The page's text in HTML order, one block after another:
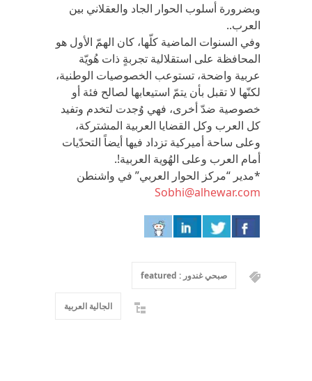
وبضرورة أسلوب الحوار الجاد والعقلاني بين
العرب..
وفي السنوات الماضية كلّها، كان الهمّ الأول هو
المحافظة على استقلالية تجربةٍ ذات هُويّة
عربية واضحة، تستوعب الخصوصيات الوطنية،
لكنّها لا تقبل بأن يتمّ استيعابها لصالح فئة أو
خصوصية ضدّ أخرى، فهي وُجدت لتخدم وتفيد
كل العرب وكل القضايا العربية المشتركة،
وعلى ساحة أميركية تزداد فيها أيضاً التحدّيات
أمام العرب وعلى الهُوية العربية!.
*مدير “مركز الحوار العربي” في واشنطن
Sobhi@alhewar.com
صبحي غندور : featured
الجالية العربية